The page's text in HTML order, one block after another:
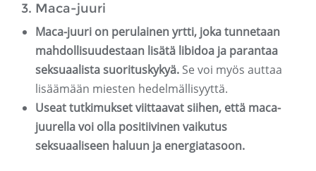
3. Maca-juuri
Maca-juuri on perulainen yrtti, joka tunnetaan
mahdollisuudestaan ​​lisätä libidoa ja parantaa
seksuaalista suorituskykyä. Se voi myös auttaa
lisäämään miesten hedelmällisyyttä.
Useat tutkimukset viittaavat siihen, että maca-
juurella voi olla positiivinen vaikutus
seksuaaliseen haluun ja energiatasoon.